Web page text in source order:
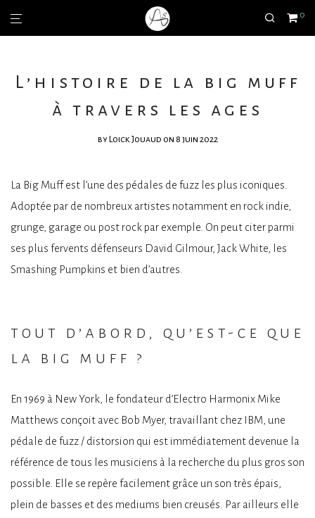
0
L’histoire de la big muff
à travers les ages
by Loick Jouaud on 8 juin 2022
La Big Muff est l’une des pédales de fuzz les plus iconiques.
Adoptée par de nombreux artistes notamment en rock indie,
grunge, garage ou post rock par exemple. On peut citer parmi
ses plus fervents défenseurs David Gilmour, Jack White, les
Smashing Pumpkins et bien d’autres.
tout d’abord, qu’est-ce que
la big muff ?
En 1969 à New York, le fondateur d’Electro Harmonix Mike
Matthews conçoit avec Bob Myer, travaillant chez IBM, une
pédale de fuzz / distorsion qui est immédiatement devenue la
référence de tous les musiciens à la recherche du plus gros son
possible. Elle se repère facilement grâce un son très épais,
plein de basses et des mediums bien creusés. Par ailleurs elle